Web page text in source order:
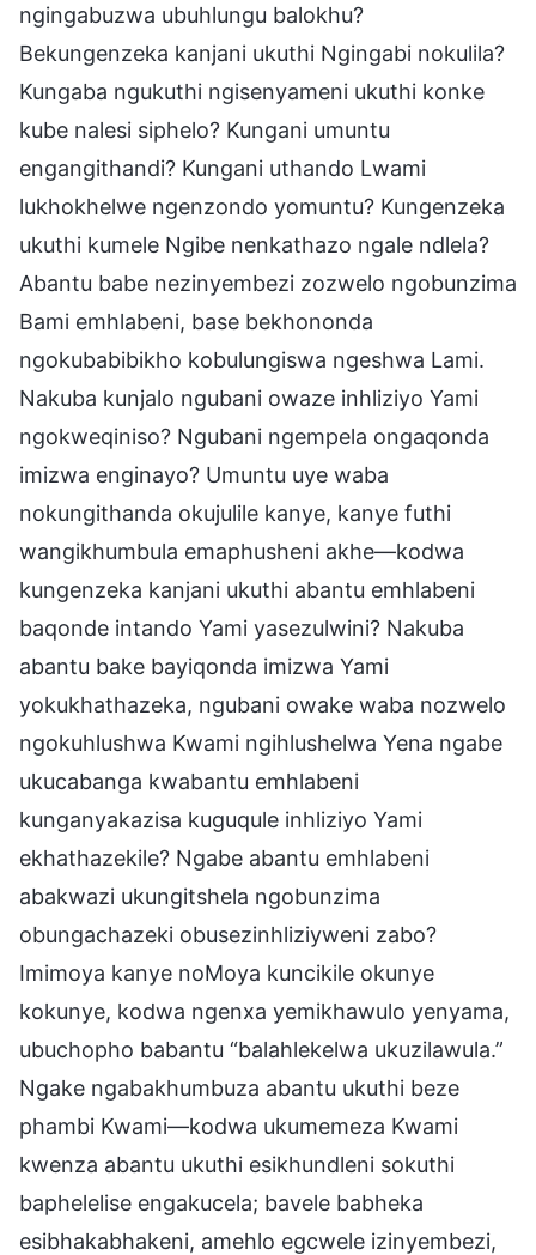
ngingabuzwa ubuhlungu balokhu?
Bekungenzeka kanjani ukuthi Ngingabi nokulila?
Kungaba ngukuthi ngisenyameni ukuthi konke
kube nalesi siphelo? Kungani umuntu
engangithandi? Kungani uthando Lwami
lukhokhelwe ngenzondo yomuntu? Kungenzeka
ukuthi kumele Ngibe nenkathazo ngale ndlela?
Abantu babe nezinyembezi zozwelo ngobunzima
Bami emhlabeni, base bekhononda
ngokubabibikho kobulungiswa ngeshwa Lami.
Nakuba kunjalo ngubani owaze inhliziyo Yami
ngokweqiniso? Ngubani ngempela ongaqonda
imizwa enginayo? Umuntu uye waba
nokungithanda okujulile kanye, kanye futhi
wangikhumbula emaphusheni akhe—kodwa
kungenzeka kanjani ukuthi abantu emhlabeni
baqonde intando Yami yasezulwini? Nakuba
abantu bake bayiqonda imizwa Yami
yokukhathazeka, ngubani owake waba nozwelo
ngokuhlushwa Kwami ngihlushelwa Yena ngabe
ukucabanga kwabantu emhlabeni
kunganyakazisa kuguqule inhliziyo Yami
ekhathazekile? Ngabe abantu emhlabeni
abakwazi ukungitshela ngobunzima
obungachazeki obusezinhliziyweni zabo?
Imimoya kanye noMoya kuncikile okunye
kokunye, kodwa ngenxa yemikhawulo yenyama,
ubuchopho babantu “balahlekelwa ukuzilawula.”
Ngake ngabakhumbuza abantu ukuthi beze
phambi Kwami—kodwa ukumemeza Kwami
kwenza abantu ukuthi esikhundleni sokuthi
baphelelise engakucela; bavele babheka
esibhakabhakeni, amehlo egcwele izinyembezi,